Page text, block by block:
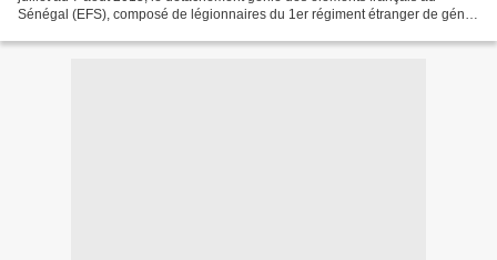
Sénégal (EFS), composé de légionnaires du 1er régiment étranger de génie